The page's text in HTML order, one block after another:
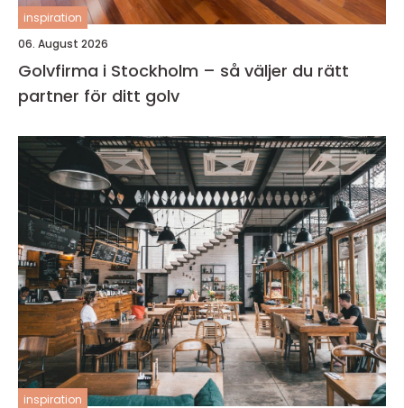
inspiration
06. August 2026
Golvfirma i Stockholm – så väljer du rätt
partner för ditt golv
inspiration